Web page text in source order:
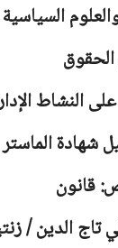
السياسية
النشاط
شهادة
قانون
تاج الدين /